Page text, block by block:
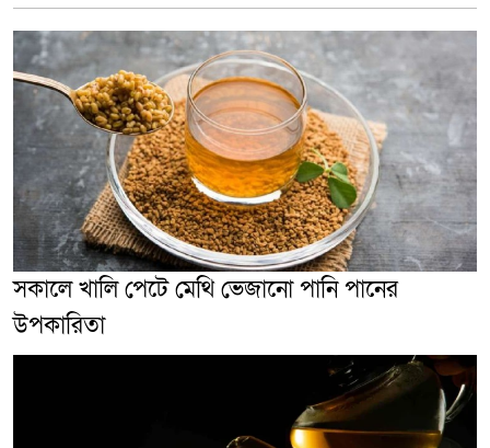
সকালে খালি পেটে মেথি ভেজানো পানি পানের
উপকারিতা